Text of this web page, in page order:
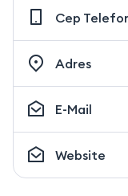
Cep
Adres
E-Mail
Website